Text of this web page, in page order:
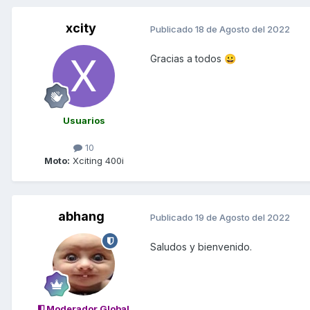
xcity
Usuarios
10
Moto: Xciting 400i
Publicado 18 de Agosto del 2022
Gracias a todos 😀
abhang Publicado 19 de Agosto del 2022
Saludos y bienvenido.